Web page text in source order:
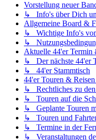
Vorstellung neuer
↳ Info's über Dich
Allgemeine Board &
↳ Wichtige Info's
↳
Aktuelle 44'er Termin
↳ Der nächste 44'er
↳ 44'er Stammtisch
44'er Touren &
↳ Rechtliches zu den
↳ Touren auf die
↳ Geplante Touren
↳ Touren und
↳ Termine in der
↳ Veranstaltungen